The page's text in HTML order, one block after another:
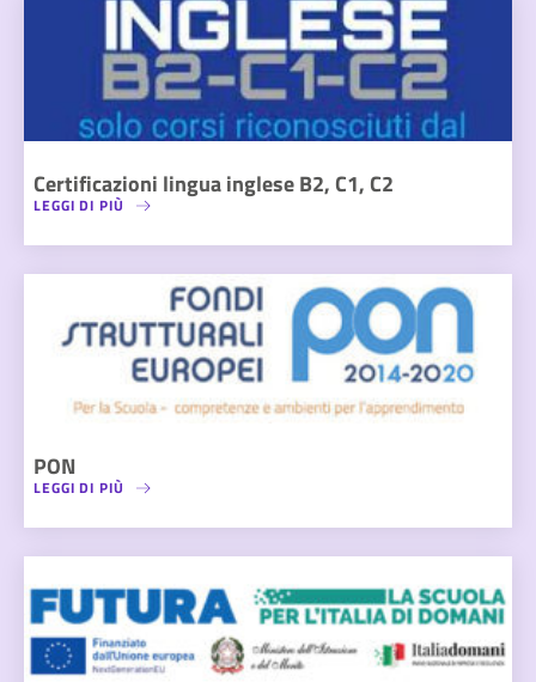
Certificazioni lingua inglese B2, C1, C2
LEGGI DI PIÙ
PON
LEGGI DI PIÙ